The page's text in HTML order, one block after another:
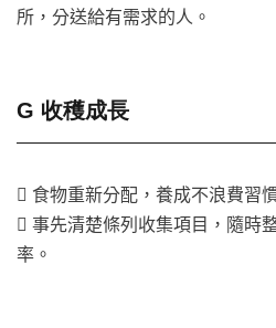
所，分送給有需求的人。
G 收穫成長
 食物重新分配，養成不浪費習
 事先清楚條列收集項目，隨時
率。